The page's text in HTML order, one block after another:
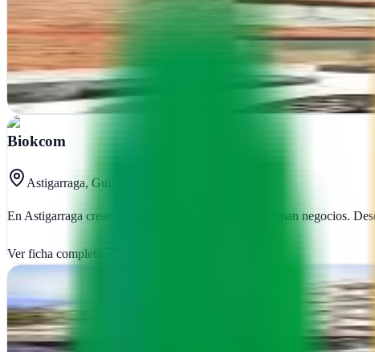
Lasarte-Oria, Guipúzcoa
En Lasarte-Oria, B Comunicación impulsa marcas mediante
Ver fichacompleta
Biokcom
Astigarraga, Guipúzcoa
En Astigarraga crean estrategias digitales que transforman negocios.
Ver ficha completa
Borja Barrado
Donostia-San Sebastián, Guipúzcoa